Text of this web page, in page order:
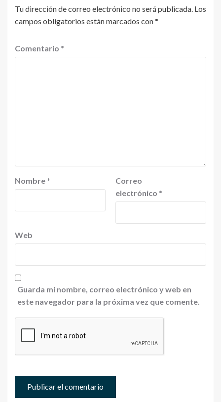
Tu dirección de correo electrónico no será publicada. Los
campos obligatorios están marcados con*
Comentario *
Nombre *
Correo
electrónico *
Web
Guarda mi nombre, correo electrónico y web en
este navegador para la próxima vez que comente.